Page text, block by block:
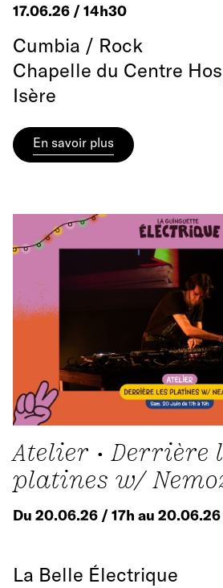
17.06.26 / 14h30
Cumbia / Rock
Chapelle du Centre
Isère
En savoir plus
Atelier • Derrière
platines w/
Du 20.06.26 / 17h au
La Belle Électrique